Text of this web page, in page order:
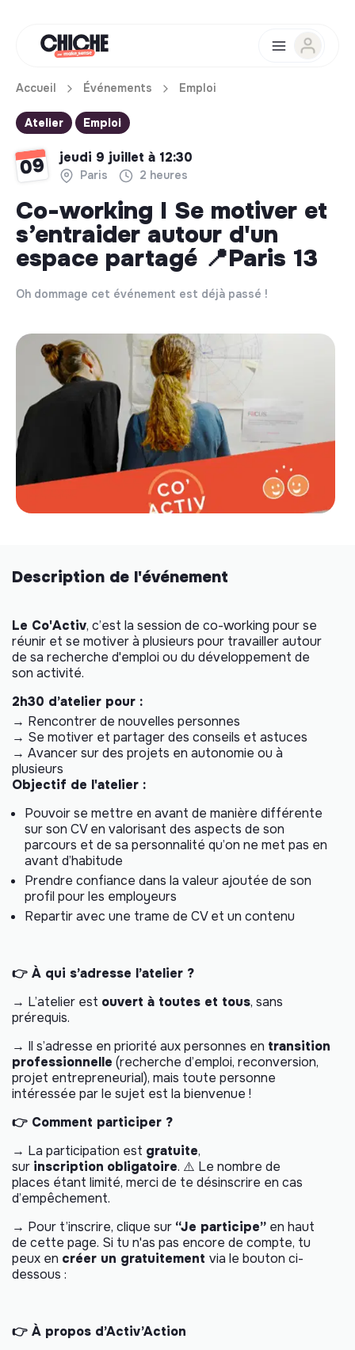
Accueil Événements Emploi
Atelier Emploi
09 jeudi 9 juillet à 12:30
Paris 2 heures
Co-working I Se motiver et
s’entraider autour d'un
espace partagé 📍Paris 13
Oh dommage cet événement est déjà passé !
Description de l'événement
Le Co'Activ, c’est la session de co-working pour se
réunir et se motiver à plusieurs pour travailler autour
de sa recherche d'emploi ou du développement de
son activité.
2h30 d’atelier pour :
→ Rencontrer de nouvelles personnes
→ Se motiver et partager des conseils et astuces
→ Avancer sur des projets en autonomie ou à
plusieurs
Objectif de l'atelier :
Pouvoir se mettre en avant de manière différente
sur son CV en valorisant des aspects de son
parcours et de sa personnalité qu’on ne met pas en
avant d’habitude
Prendre confiance dans la valeur ajoutée de son
profil pour les employeurs
Repartir avec une trame de CV et un contenu
👉 À qui s’adresse l’atelier ?
→ L’atelier est ouvert à toutes et tous, sans
prérequis.
→ Il s’adresse en priorité aux personnes en transition
professionnelle (recherche d’emploi, reconversion,
projet entrepreneurial), mais toute personne
intéressée par le sujet est la bienvenue !
👉 Comment participer ?
→ La participation est gratuite,
sur inscription obligatoire. ⚠️ Le nombre de
places étant limité, merci de te désinscrire en cas
d’empêchement.
→ Pour t’inscrire, clique sur “Je participe” en haut
de cette page. Si tu n'as pas encore de compte, tu
peux en créer un gratuitement via le bouton ci-
dessous :
👉 À propos d’Activ’Action